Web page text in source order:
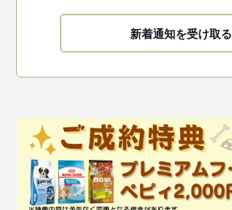
新着通知を受け取る